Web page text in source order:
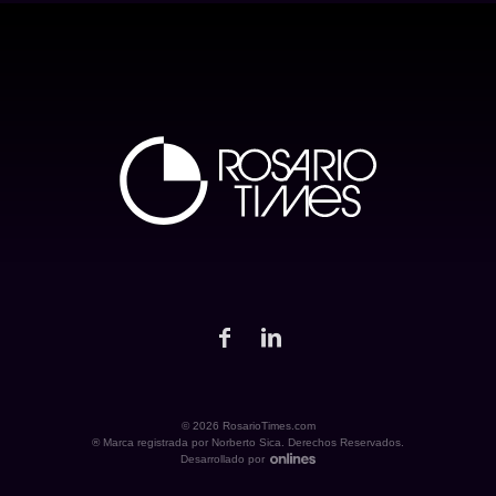
© 2026 RosarioTimes.com
® Marca registrada por Norberto Sica. Derechos Reservados.
Desarrollado por